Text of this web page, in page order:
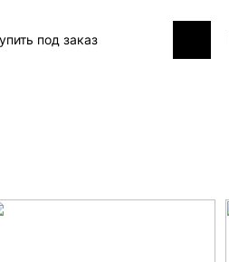
под заказ